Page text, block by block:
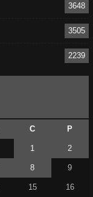
3648
3505
2239
C P
1 2
8 9
15 16